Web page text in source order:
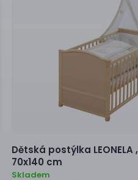
Dětská postýlka LEONELA ,
70x140 cm
Skladem